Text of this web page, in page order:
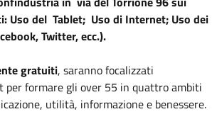
Uso del Tablet; Uso di Internet; Uso dei
Twitter, ecc.).
gratuiti, saranno focalizzati
per formare gli over 55 in quattro ambiti
utilità, informazione e benessere.